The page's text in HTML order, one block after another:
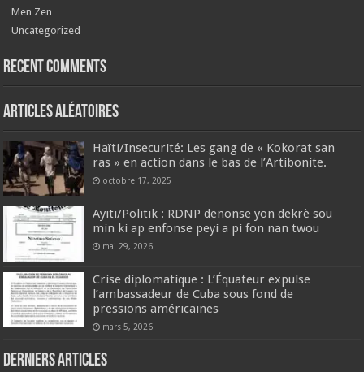
Men Zen
Uncategorized
Recent Comments
Articles aléatoires
Haïti/Insecurité: Les gang de « Kokorat san
ras » en action dans le bas de l’Artibonite.
octobre 17, 2025
Ayiti/Politik : RDNP denonse yon dekrè sou
min ki ap enfonse peyi a pi fon nan twou
mai 29, 2026
Crise diplomatique : L’Équateur expulse
l’ambassadeur de Cuba sous fond de
pressions américaines
mars 5, 2026
Derniers articles